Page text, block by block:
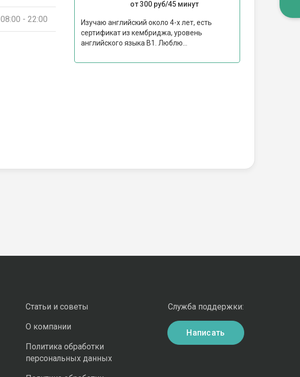
08:00 - 22:00
от 300 руб/45 минут
Изучаю английский около 4-х лет, есть
сертификат из кембриджа, уровень
английского языка B1. Люблю...
Статьи и советы
О компании
Политика обработки
персональных данных
Служба поддержки:
Написать